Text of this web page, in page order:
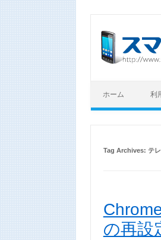
ホーム 利
Tag Archives: テ
の再設